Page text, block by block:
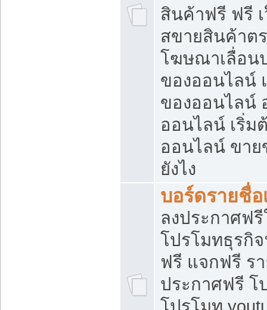
สินค้าฟรี ฟรี
สขายสินค้าต
โฆษณาเลื่อน
ของออนไลน์
ของออนไลน์
ออนไลน์ เริ่ม
ออนไลน์ ขาย
ยังไง
บอร์ดรายชื่อ
ลงประกาศฟรี
โปรโมทธุรกิ
ฟรี แจกฟรี ร
ประกาศฟรี โ